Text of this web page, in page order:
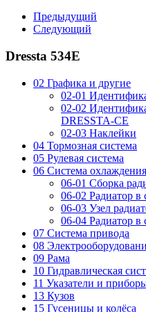
Предыдущий
Следующий
Dressta 534E
02 Графика и другие
02-01
02-02
DRESSTA-CE
02-03 Наклейки
04 Тормозная система
05 Рулевая система
06 Система охлаждения
06-01 Сборка
06-02 Радиатор в
06-03 Узел
06-04 Радиатор в
07 Система привода
08
09 Рама
10 Гидравлическая
11 Указатели и
13 Кузов
15 Гусеницы и колёса